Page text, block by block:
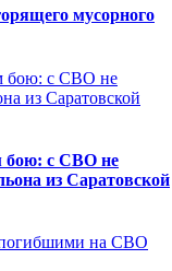
мусорного
бою: с СВО не
из Саратовской